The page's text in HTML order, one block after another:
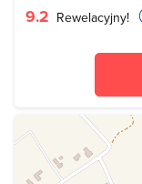
9.2 Rewelacyjny!